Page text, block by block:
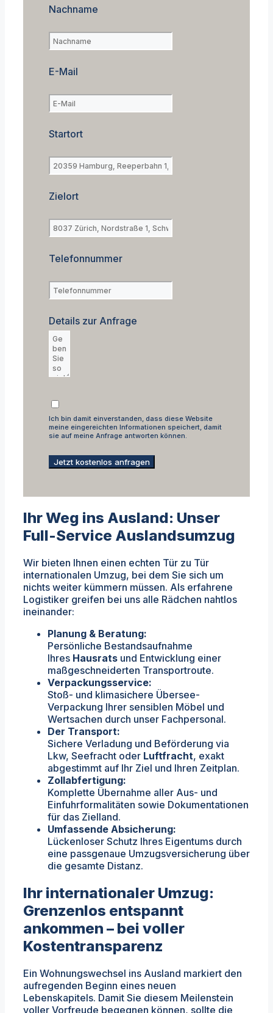
Nachname
E-Mail
Startort
Zielort
Telefonnummer
Details zur Anfrage
Ich bin damit einverstanden, dass diese Website
meine eingereichten Informationen speichert, damit
sie auf meine Anfrage antworten können.
Jetzt kostenlos anfragen
Ihr Weg ins Ausland: Unser
Full-Service Auslandsumzug
Wir bieten Ihnen einen echten Tür zu Tür
internationalen Umzug, bei dem Sie sich um
nichts weiter kümmern müssen. Als erfahrene
Logistiker greifen bei uns alle Rädchen nahtlos
ineinander:
Planung & Beratung:
Persönliche Bestandsaufnahme
Ihres Hausrats und Entwicklung einer
maßgeschneiderten Transportroute.
Verpackungsservice:
Stoß- und klimasichere Übersee-
Verpackung Ihrer sensiblen Möbel und
Wertsachen durch unser Fachpersonal.
Der Transport:
Sichere Verladung und Beförderung via
Lkw, Seefracht oder Luftfracht, exakt
abgestimmt auf Ihr Ziel und Ihren Zeitplan.
Zollabfertigung:
Komplette Übernahme aller Aus- und
Einfuhrformalitäten sowie Dokumentationen
für das Zielland.
Umfassende Absicherung:
Lückenloser Schutz Ihres Eigentums durch
eine passgenaue Umzugsversicherung über
die gesamte Distanz.
Ihr internationaler Umzug:
Grenzenlos entspannt
ankommen – bei voller
Kostentransparenz
Ein Wohnungswechsel ins Ausland markiert den
aufregenden Beginn eines neuen
Lebenskapitels. Damit Sie diesem Meilenstein
voller Vorfreude begegnen können, sollte die